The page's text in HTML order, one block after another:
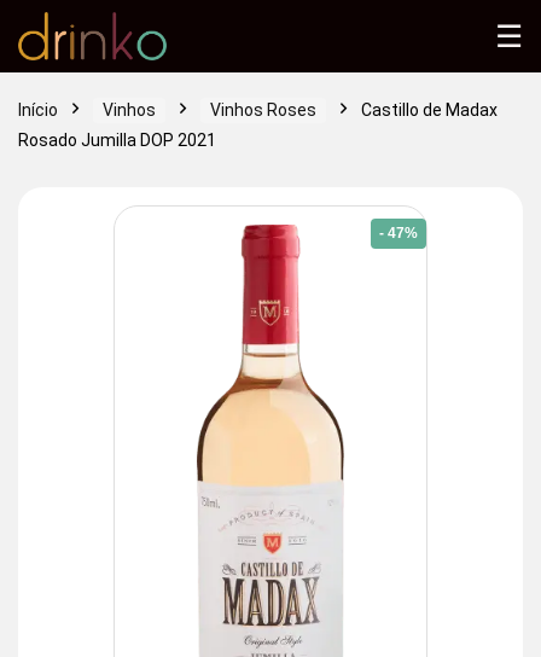
Início Vinhos Vinhos Roses
Castillo de Madax
Rosado Jumilla DOP 2021
- 47%
☰